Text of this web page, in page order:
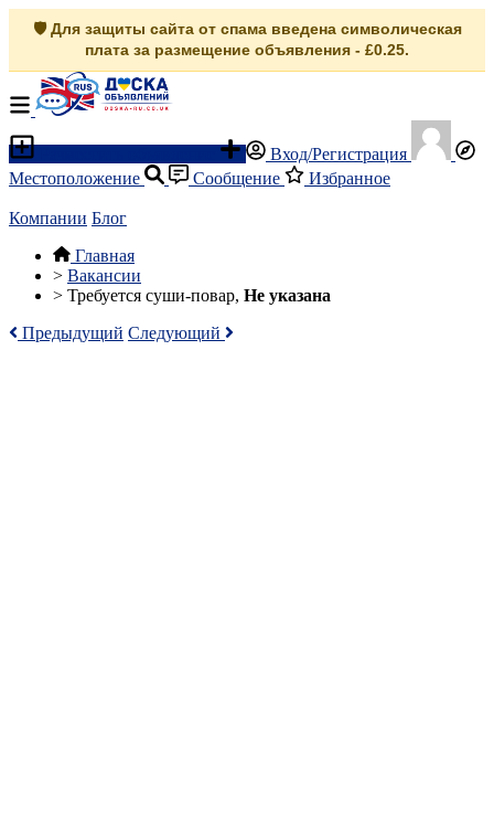
🛡️ Для защиты сайта от спама введена символическая
плата за размещение объявления - £0.25.
Вход/Регистрация
Местоположение
Сообщение Избранное
Компании Блог
Главная
> Вакансии
> Требуется суши-повар, Не указана
Предыдущий Следующий